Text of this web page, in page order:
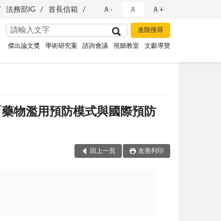
法務部IG 首長信箱 Ａ- Ａ Ａ+
傑出論文獎 學術研究案 諮詢會議 視聽教室 文獻導覽
物濫用預防模式與國際預防
回上一頁 友善列印